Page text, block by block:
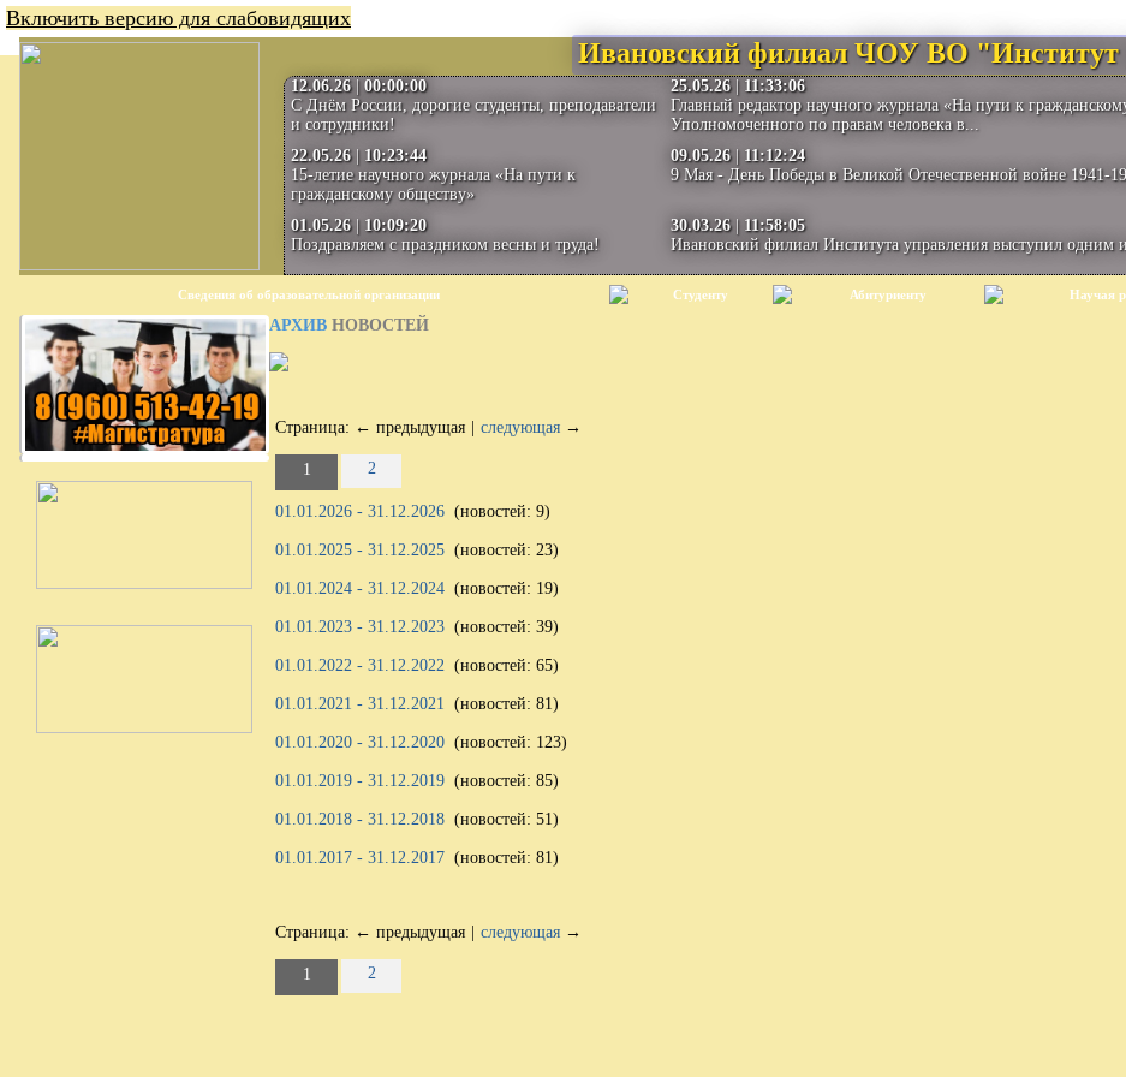
Включить версию для слабовидящих
Ивановский филиал ЧОУ ВО "Институт
12.06.26| 00:00:00
С Днём России, дорогие студенты, преподаватели
и сотрудники!
25.05.26| 11:33:06
Главный редактор научного журнала «На пути к
Уполномоченного по правам человека в...
22.05.26| 10:23:44
15-летие научного журнала «На пути к
гражданскому обществу»
09.05.26| 11:12:24
9 Мая - День Победы в Великой Отечественной войне 1941-
01.05.26| 10:09:20
Поздравляем с праздником весны и труда!
30.03.26| 11:58:05
Ивановский филиал Института управления выступил одним
Сведения об образовательной организации Студенту Абитуриенту Научая
АРХИВ НОВОСТЕЙ
Страница: ← предыдущая следующая →
1 2
01.01.2026 - 31.12.2026 (новостей: 9)
01.01.2025 - 31.12.2025 (новостей: 23)
01.01.2024 - 31.12.2024 (новостей: 19)
01.01.2023 - 31.12.2023 (новостей: 39)
01.01.2022 - 31.12.2022 (новостей: 65)
01.01.2021 - 31.12.2021 (новостей: 81)
01.01.2020 - 31.12.2020 (новостей: 123)
01.01.2019 - 31.12.2019 (новостей: 85)
01.01.2018 - 31.12.2018 (новостей: 51)
01.01.2017 - 31.12.2017 (новостей: 81)
Страница: ← предыдущая следующая →
1 2